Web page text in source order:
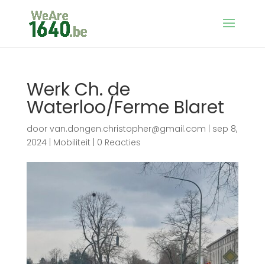
Werk Ch. de
Waterloo/Ferme Blaret
door van.dongen.christopher@gmail.com
sep 8,
2024| Mobiliteit 0 Reacties